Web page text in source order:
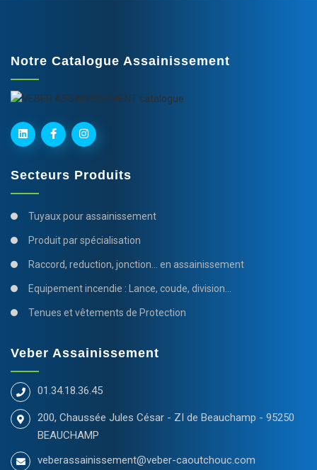
Notre Catalogue Assainissement
Secteurs Produits
Tuyaux pour assainissement
Produit par spécialisation
Raccord, reduction, jonction... en assainissement
Equipement incendie : Lance, coude, division...
Tenues et vêtements de Protection
Veber Assainissement
01.34.18.36.45
200, Chaussée Jules César - ZI de Beauchamp - 95250
BEAUCHAMP
veberassainissement@veber-caoutchouc.com